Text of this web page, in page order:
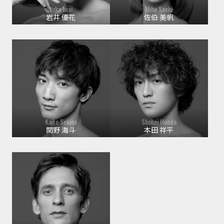
Yuka Iwai
岩井 優花
Miho Saeki
佐伯 美帆
Kaito Sekino
関野 海斗
Shohei Honda
本田 祥平